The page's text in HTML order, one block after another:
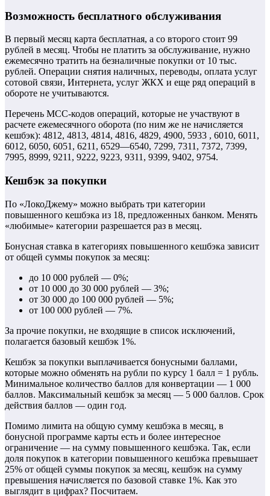
Возможность бесплатного обслуживания
В первый месяц карта бесплатная, а со второго стоит 99
рублей в месяц. Чтобы не платить за обслуживание, нужно
ежемесячно тратить на безналичные покупки от 10 тыс.
рублей. Операции снятия наличных, переводы, оплата услуг
сотовой связи, Интернета, услуг ЖКХ и еще ряд операций в
обороте не учитываются.
Перечень МСС-кодов операций, которые не участвуют в
расчете ежемесячного оборота (по ним же не начисляется
кешбэк): 4812, 4813, 4814, 4816, 4829, 4900, 5933 , 6010, 6011,
6012, 6050, 6051, 6211, 6529—6540, 7299, 7311, 7372, 7399,
7995, 8999, 9211, 9222, 9223, 9311, 9399, 9402, 9754.
Кешбэк за покупки
По «ЛокоДжему» можно выбрать три категории
повышенного кешбэка из 18, предложенных банком. Менять
«любимые» категории разрешается раз в месяц.
Бонусная ставка в категориях повышенного кешбэка зависит
от общей суммы покупок за месяц:
до 10 000 рублей — 0%;
от 10 000 до 30 000 рублей — 3%;
от 30 000 до 100 000 рублей — 5%;
от 100 000 рублей — 7%.
За прочие покупки, не входящие в список исключений,
полагается базовый кешбэк 1%.
Кешбэк за покупки выплачивается бонусными баллами,
которые можно обменять на рубли по курсу 1 балл = 1 рубль.
Минимальное количество баллов для конвертации — 1 000
баллов. Максимальный кешбэк за месяц — 5 000 баллов. Срок
действия баллов — один год.
Помимо лимита на общую сумму кешбэка в месяц, в
бонусной программе карты есть и более интересное
ограничение — на сумму повышенного кешбэка. Так, если
доля покупок в категории повышенного кешбэка превышает
25% от общей суммы покупок за месяц, кешбэк на сумму
превышения начисляется по базовой ставке 1%. Как это
выглядит в цифрах? Посчитаем.